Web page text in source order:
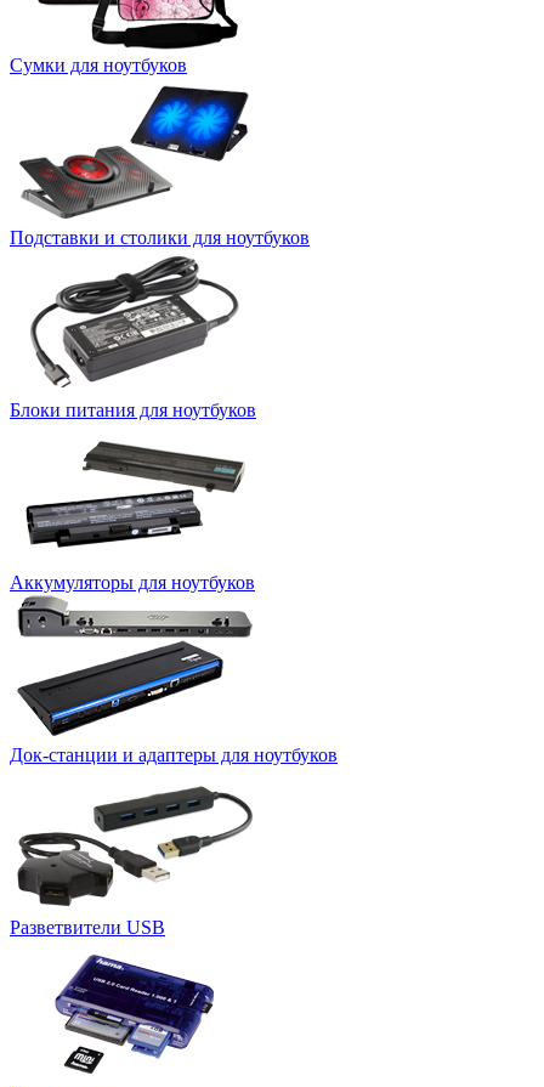
Сумки для ноутбуков
Подставки и столики для ноутбуков
Блоки питания для ноутбуков
Аккумуляторы для ноутбуков
Док-станции и адаптеры для ноутбуков
Разветвители USB